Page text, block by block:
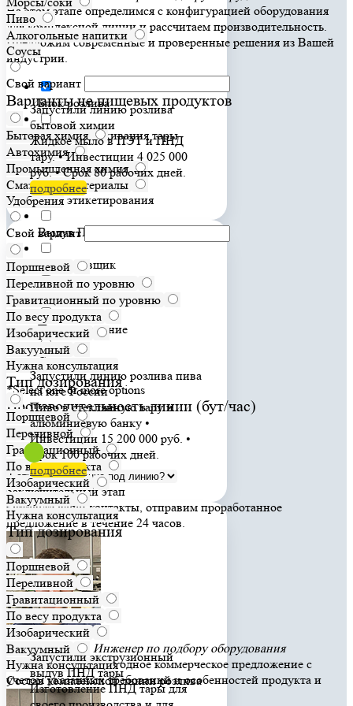
На этом этапе определимся с конфигурацией оборудования
для комплексной линии и рассчитаем производительность.
Предложим современные и проверенные решения из Вашей
индустрии.
Блок розлива
Блок ополаскивания тары
Блок укупоривания
Блок этикетирования
Выдув ПЭТ тары
Маркировщик
Упаковщик
Паллетирование
Свой вариант
*Select one or more options
Производительность линии (бут/час)
Заключительный этап
Оставьте ваши контакты, отправим проработанное
предложение в течение 24 часов.
Леонид Сорока Инженер по подбору оборудования
Готовим для Вас выгодное коммерческое предложение с
учетом указанных требований и особенностей продукта и
тары.
Пиво
Алкогольные напитки
Соусы
Свой вариант
Варианты не пищевых продуктов
Бытовая химия
Автохимия
Промышленная химия
Смазочные материалы
Удобрения
Свой вариант
Поршневой
Переливной по уровню
Гравитационный по уровню
По весу продукта
Изобарический
Вакуумный
Нужна консультация
Тип дозирования
Поршневой
Переливной
Гравитационный
По весу продукта
Изобарический
Вакуумный
Нужна консультация
Тип дозирования
Поршневой
Переливной
Гравитационный
По весу продукта
Изобарический
Вакуумный
Нужна консультация
Состав комплексной линии розлива
Запустили линию розлива
бытовой химии
Жидкое мыло в ПЭТ и ПНД
тару. • Инвестиции 4 025 000
руб. • Срок 80 рабочих дней.
подробнее
Запустили линию розлива пива
на юге России
Пиво в стеклянную тару и
алюминиевую банку •
Инвестиции 15 200 000 руб. •
Срок 100 рабочих дней.
подробнее
Запустили экструзионный
выдув ПНД тары
Изготовление ПНД тары для